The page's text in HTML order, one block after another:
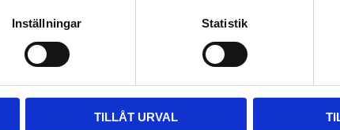
Inställningar Statistik
TILLÅT URVAL